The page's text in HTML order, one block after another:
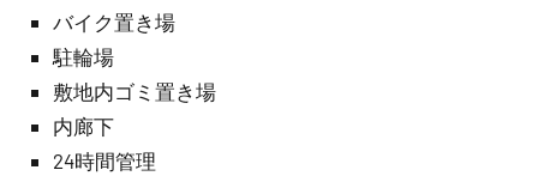
バイク置き場
駐輪場
敷地内ゴミ置き場
内廊下
24時間管理